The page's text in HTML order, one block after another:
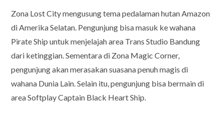
Zona Lost City mengusung tema pedalaman hutan Amazon
di Amerika Selatan. Pengunjung bisa masuk ke wahana
Pirate Ship untuk menjelajah area Trans Studio Bandung
dari ketinggian. Sementara di Zona Magic Corner,
pengunjung akan merasakan suasana penuh magis di
wahana Dunia Lain. Selain itu, pengunjung bisa bermain di
area Softplay Captain Black Heart Ship.